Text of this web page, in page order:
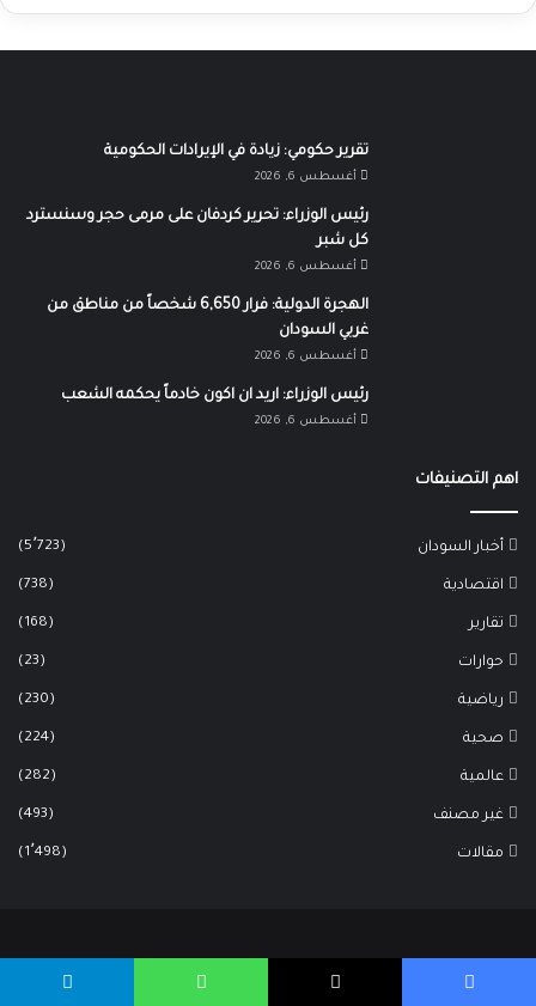
تقرير حكومي: زيادة في الإيرادات الحكومية
أغسطس 6, 2026
رئيس الوزراء: تحرير كردفان على مرمى حجر وسنسترد
كل شبر
أغسطس 6, 2026
الهجرة الدولية: فرار 6,650 شخصاً من مناطق من
غربي السودان
أغسطس 6, 2026
رئيس الوزراء: اريد ان اكون خادماً يحكمه الشعب
أغسطس 6, 2026
اهم التصنيفات
أخبار السودان (5٬723)
اقتصادية (738)
تقارير (168)
حوارات (23)
رياضية (230)
صحية (224)
عالمية (282)
غير مصنف (493)
مقالات (1٬498)